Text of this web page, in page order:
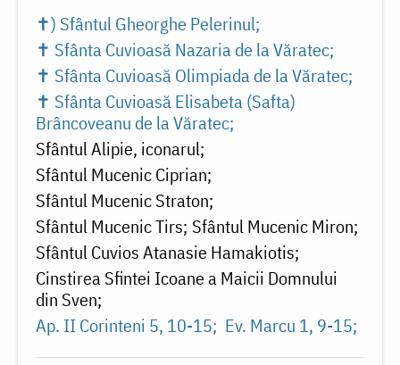
✝) Sfântul Gheorghe Pelerinul
✝ Sfânta Cuvioasă Nazaria de la Văratec
✝ Sfânta Cuvioasă Olimpiada de la Văratec
✝ Sfânta Cuvioasă Elisabeta (Safta)
Brâncoveanu de la Văratec
Sfântul Alipie, iconarul
Sfântul Mucenic Ciprian
Sfântul Mucenic Straton
Sfântul Mucenic Tirs Sfântul Mucenic Miron
Sfântul Cuvios Atanasie Hamakiotis
Cinstirea Sfintei Icoane a Maicii Domnului
din Sven
Ap. II Corinteni 5, 10-15 Ev. Marcu 1, 9-15